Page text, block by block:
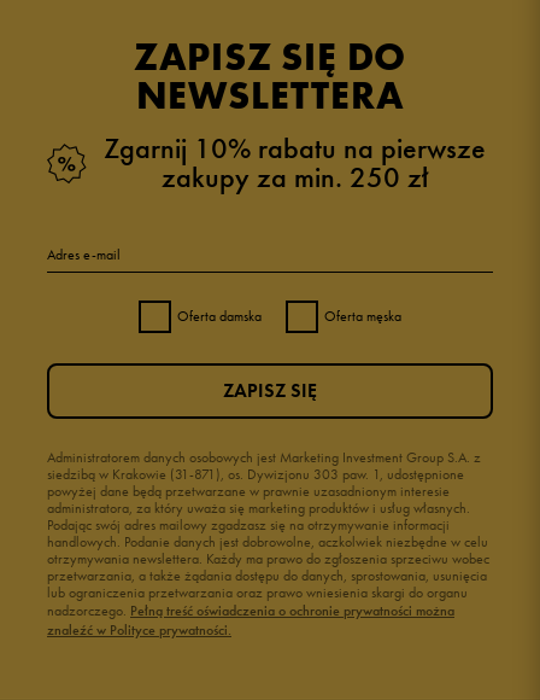
ZAPISZ SIĘ DO
NEWSLETTERA
Zgarnij 10% rabatu na pierwsze
zakupy za min. 250 zł
Adres e-mail
Oferta damska Oferta męska
Administratorem danych osobowych jest Marketing Investment Group S.A. z
siedzibą w Krakowie (31-871), os. Dywizjonu 303 paw. 1, udostępnione
powyżej dane będą przetwarzane w prawnie uzasadnionym interesie
administratora, za który uważa się marketing produktów i usług własnych.
Podając swój adres mailowy zgadzasz się na otrzymywanie informacji
handlowych. Podanie danych jest dobrowolne, aczkolwiek niezbędne w celu
otrzymywania newslettera. Każdy ma prawo do zgłoszenia sprzeciwu wobec
przetwarzania, a także żądania dostępu do danych, sprostowania, usunięcia
lub ograniczenia przetwarzania oraz prawo wniesienia skargi do organu
nadzorczego. Pełną treść oświadczenia o ochronie prywatności można
znaleźć w Polityce prywatności.
ZAPISZ SIĘ